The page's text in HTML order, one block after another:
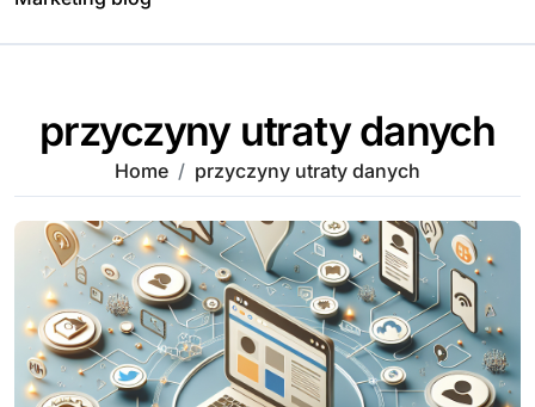
przyczyny utraty danych
Home przyczyny utraty danych